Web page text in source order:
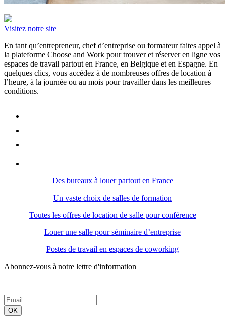
Visitez notre site
En tant qu’entrepreneur, chef d’entreprise ou formateur faites appel à
la plateforme Choose and Work pour trouver et réserver en ligne vos
espaces de travail partout en France, en Belgique et en Espagne. En
quelques clics, vous accédez à de nombreuses offres de location à
l’heure, à la journée ou au mois pour travailler dans les meilleures
conditions.
Des bureaux à louer partout en France
Un vaste choix de salles de formation
Toutes les offres de location de salle pour conférence
Louer une salle pour séminaire d’entreprise
Postes de travail en espaces de coworking
Abonnez-vous à notre lettre d'information
OK